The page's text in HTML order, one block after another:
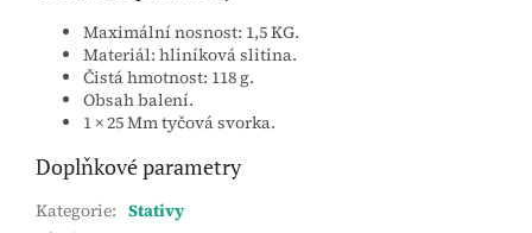
Maximální nosnost: 1,5 KG.
Materiál: hliníková slitina.
Čistá hmotnost: 118 g.
Obsah balení.
1 × 25 Mm tyčová svorka.
Doplňkové parametry
Kategorie: Stativy